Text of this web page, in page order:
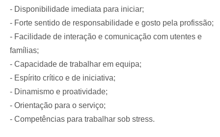
- Disponibilidade imediata para iniciar;
- Forte sentido de responsabilidade e gosto pela profissão;
- Facilidade de interação e comunicação com utentes e
famílias;
- Capacidade de trabalhar em equipa;
- Espírito crítico e de iniciativa;
- Dinamismo e proatividade;
- Orientação para o serviço;
- Competências para trabalhar sob stress.